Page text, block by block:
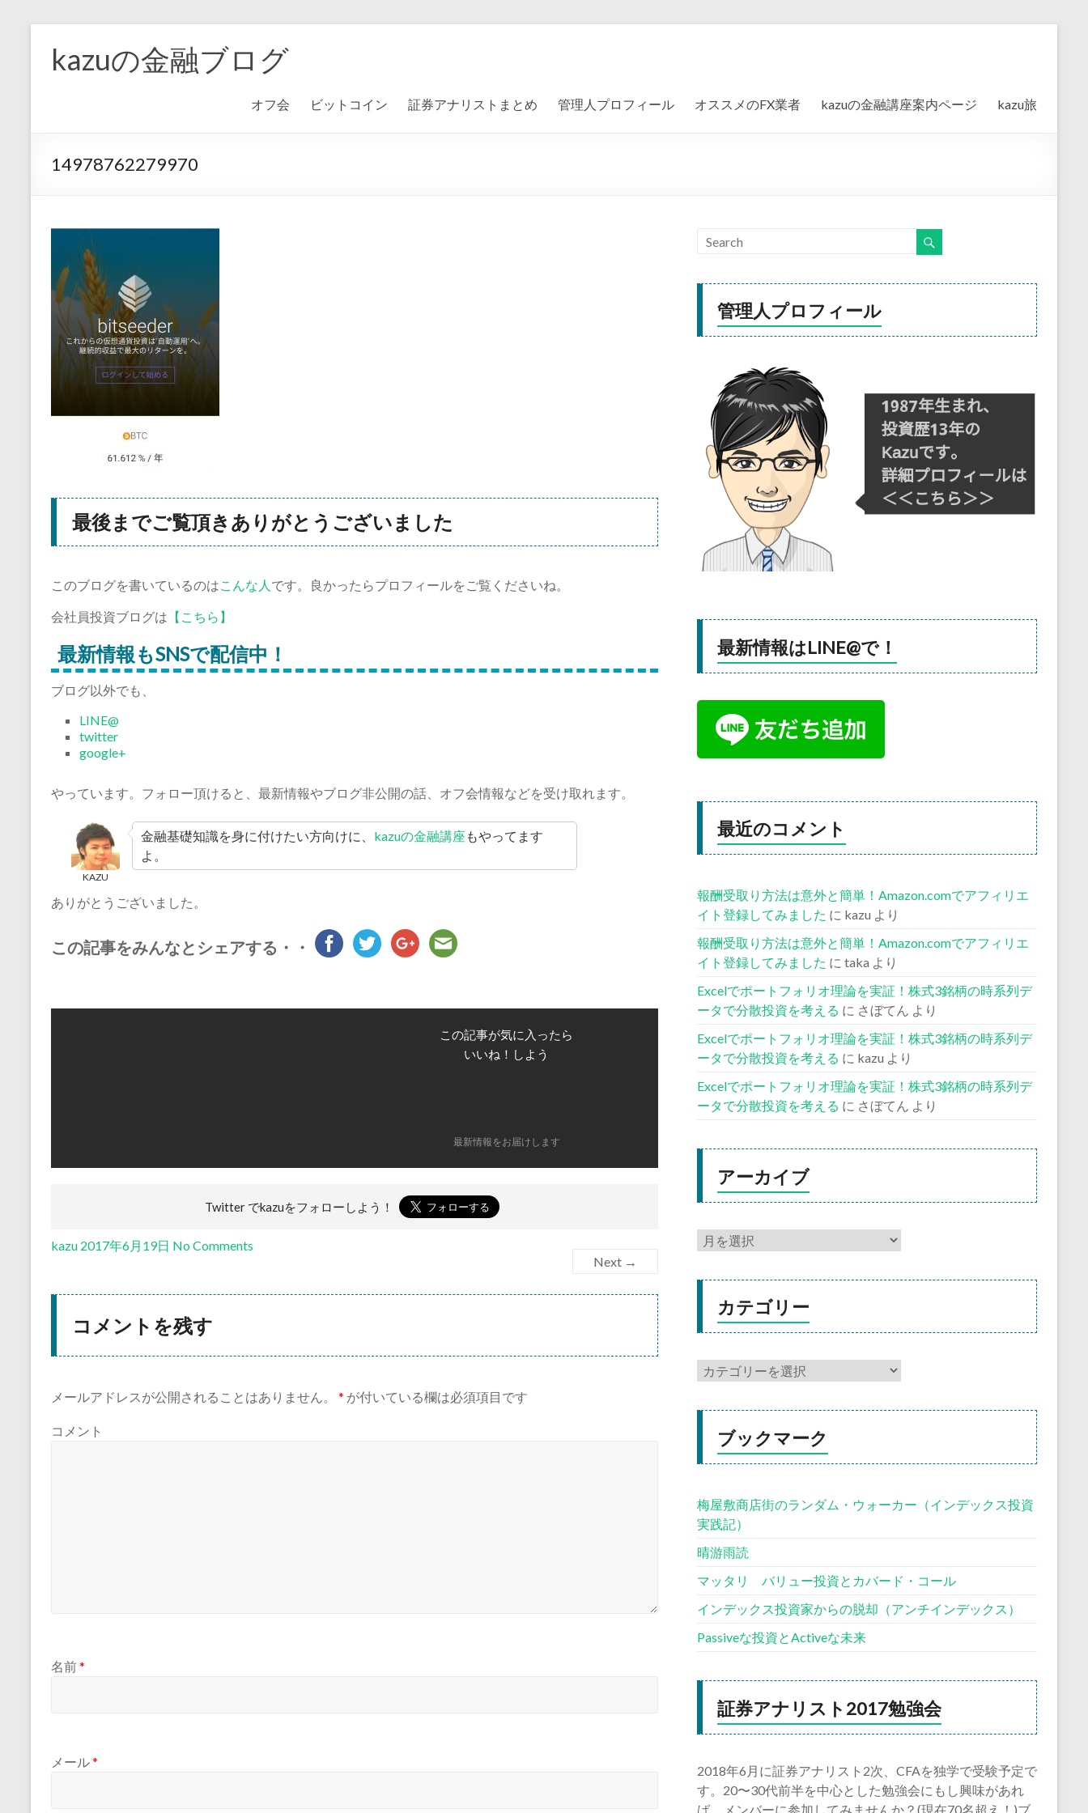
kazuの金融ブログ
オフ会 ビットコイン 証券アナリストまとめ 管理人プロフィール オススメのFX業者 kazuの金融講座案内ページ kazu旅
14978762279970
最後までご覧頂きありがとうございました
このブログを書いているのはこんな人 です。良かったらプロフィールをご覧くださいね。
会社員投資ブログは 【こちら】
最新情報もSNSで配信中！
ブログ以外でも、
LINE@
twitter
google+
やっています。フォロー頂けると、最新情報やブログ非公開の話、オフ会情報などを受け取れます。
KAZU
金融基礎知識を身に付けたい方向けに、 kazuの金融講座 もやってます
よ。
ありがとうございました。
この記事をみんなとシェアする・・
この記事が気に入ったら
いいね！しよう
最新情報をお届けします
Twitter でkazuをフォローしよう！
kazu 2017年6月19日 No Comments
Next →
コメントを残す
メールアドレスが公開されることはありません。 * が付いている欄は必須項目です
コメント
名前*
メール*
管理人プロフィール
最新情報はLINE@で！
最近のコメント
報酬受取り方法は意外と簡単！Amazon.comでアフィリエ
イト登録してみました に kazu より
報酬受取り方法は意外と簡単！Amazon.comでアフィリエ
イト登録してみました に taka より
Excelでポートフォリオ理論を実証！株式3銘柄の時系列デ
ータで分散投資を考える に さぼてん より
Excelでポートフォリオ理論を実証！株式3銘柄の時系列デ
ータで分散投資を考える に kazu より
Excelでポートフォリオ理論を実証！株式3銘柄の時系列デ
ータで分散投資を考える に さぼてん より
アーカイブ
カテゴリー
ブックマーク
梅屋敷商店街のランダム・ウォーカー（インデックス投資
実践記）
晴游雨読
マッタリ バリュー投資とカバード・コール
インデックス投資家からの脱却（アンチインデックス）
Passiveな投資とActiveな未来
証券アナリスト2017勉強会
2018年6月に証券アナリスト2次、CFAを独学で受験予定で
す。20〜30代前半を中心とした勉強会にもし興味があれ
ば、メンバーに参加してみませんか？(現在70名超え！)ブ